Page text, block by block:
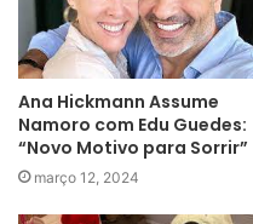
Ana Hickmann Assume
Namoro com Edu Guedes:
“Novo Motivo para Sorrir”
março 12, 2024